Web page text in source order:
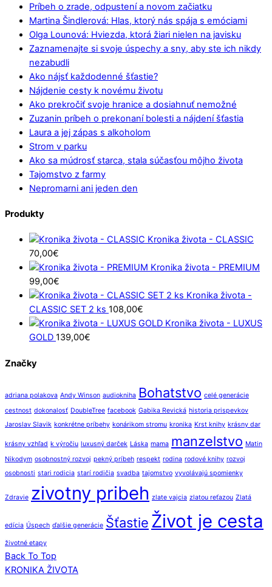
Príbeh o zrade, odpustení a novom začiatku
Martina Šindlerová: Hlas, ktorý nás spája s emóciami
Olga Lounová: Hviezda, ktorá žiari nielen na javisku
Zaznamenajte si svoje úspechy a sny, aby ste ich nikdy
nezabudli
Ako nájsť každodenné šťastie?
Nájdenie cesty k novému životu
Ako prekročiť svoje hranice a dosiahnuť nemožné
Zuzanin príbeh o prekonaní bolesti a nájdení šťastia
Laura a jej zápas s alkoholom
Strom v parku
Ako sa múdrosť starca, stala súčasťou môjho života
Tajomstvo z farmy
Nepromarni ani jeden den
Produkty
Kronika života - CLASSIC
70,00€
Kronika života - PREMIUM
99,00€
Kronika života -
CLASSIC SET 2 ks 108,00€
Kronika života - LUXUS
GOLD 139,00€
Značky
adriana polakova Andy Winson audiokniha Bohatstvo celé generácie
cestnost dokonalosť DoubleTree facebook Gabika Revická historia prispevkov
Jaroslav Slavik konkrétne príbehy konárikom stromu kronika Krst knihy krásny dar
krásny vzhľad k výročiu luxusný darček Láska mama manzelstvo Matin
Nikodym osobnostný rozvoj pekný príbeh respekt rodina rodové knihy rozvoj
osobnosti stari rodicia starí rodičia svadba tajomstvo vyvolávajú spomienky
Zdravie zivotny pribeh zlate vajcia zlatou reťazou Zlatá
edícia Úspech ďalšie generácie Šťastie Život je cesta
životné etapy
Back To Top
KRONIKA ŽIVOTA